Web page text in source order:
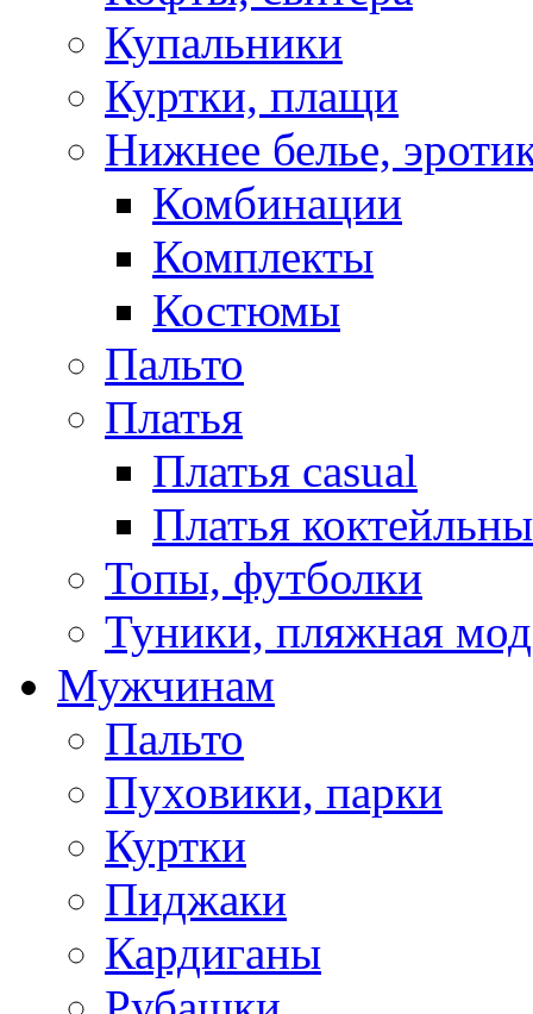
Купальники
Куртки, плащи
Нижнее белье,
Комбинации
Комплекты
Костюмы
Пальто
Платья
Платья casual
Платья
Топы, футболки
Туники, пляжная
Мужчинам
Пальто
Пуховики, парки
Куртки
Пиджаки
Кардиганы